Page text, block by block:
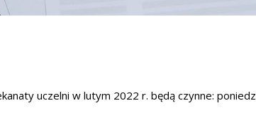
uczelni w lutym 2022 r. będą czynne: